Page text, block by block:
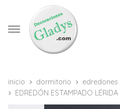
inicio dormitorio
edredones
EDREDÓN ESTAMPADO LÉRIDA